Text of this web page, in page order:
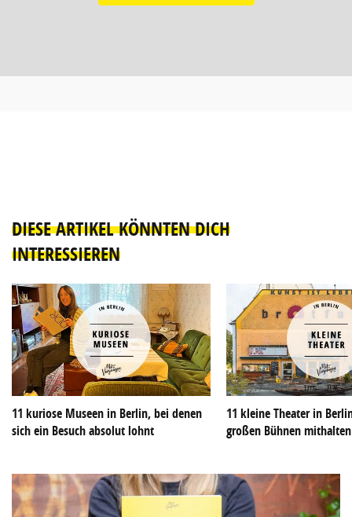
DIESE ARTIKEL KÖNNTEN DICH
INTERESSIEREN
11 kuriose Museen in Berlin, bei denen
sich ein Besuch absolut lohnt
11 kleine Theater in
großen Bühnen